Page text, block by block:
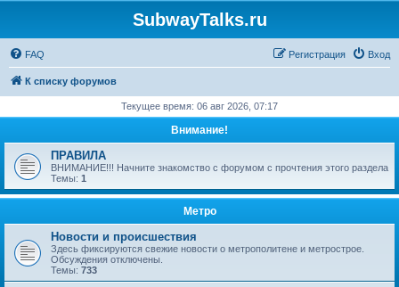
SubwayTalks.ru
FAQ Вход
Регистрация
К списку форумов
Текущее время: 06 авг 2026, 07:17
Внимание!
ПРАВИЛА
ВНИМАНИЕ!!! Начните знакомство с форумом с прочтения этого раздела
Темы: 1
Метро
Новости и происшествия
Здесь фиксируются свежие новости о метрополитене и метрострое.
Обсуждения отключены.
Темы: 733